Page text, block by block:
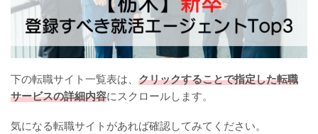
下の転職サイト一覧表は、 クリックすることで指定した転職
サービスの詳細内容にスクロールします。
気になる転職サイトがあれば確認してみてください。